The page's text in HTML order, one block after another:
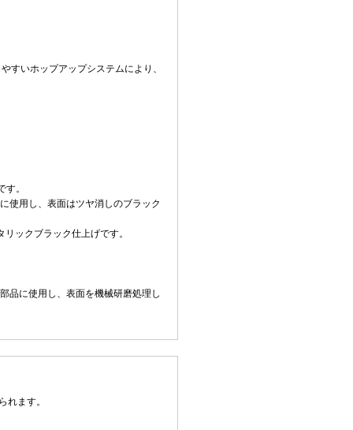
すいホップアップシステムにより、
。
使用し、表面はツヤ消しのブラック
ックブラック仕上げです。
品に使用し、表面を機械研磨処理し
れます。